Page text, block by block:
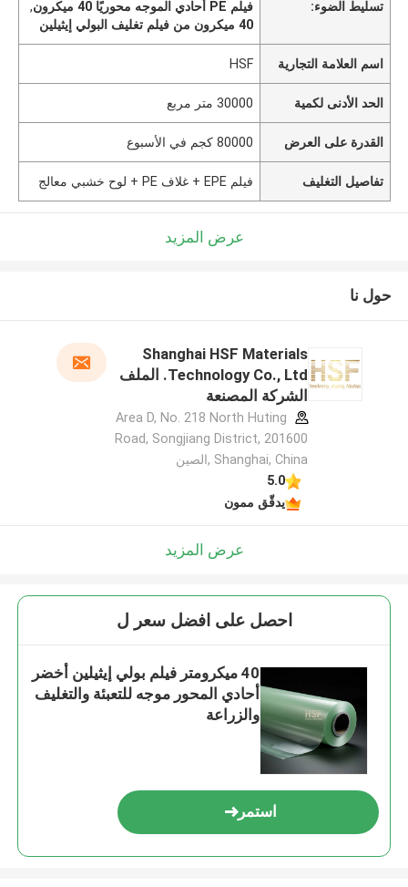
تسليط الضوء:
فيلم PE أحادي الموجه محوريًا 40 ميكرون
,
40 ميكرون من فيلم تغليف البولي إيثيلين
اسم العلامة التجارية HSF
الحد الأدنى لكمية 30000 متر مربع
القدرة على العرض 80000 كجم في الأسبوع
تفاصيل التغليف فيلم EPE + غلاف PE + لوح خشبي معالج
عرض المزيد
حول نا
Shanghai HSF Materials
Technology Co., Ltd. الملف
الشركة المصنعة
Area D, No. 218 North Huting
Road, Songjiang District, 201600
Shanghai, China ,الصين
5.0
يدقّق ممون
عرض المزيد
احصل على افضل سعر ل
40 ميكرومتر فيلم بولي إيثيلين أخضر
أحادي المحور موجه للتعبئة والتغليف
والزراعة
استمر